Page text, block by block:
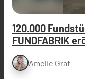
120.000
FUNDFABRIK
Amelie Graf